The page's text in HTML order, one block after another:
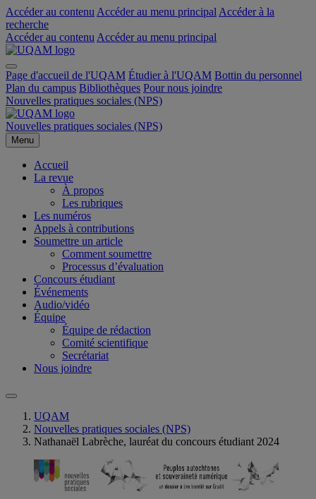
Accéder au contenu Accéder au menu principal Accéder à la
recherche
Accéder au contenu Accéder au menu principal
Page d'accueil de l'UQAM Étudier à l'UQAM Bottin du personnel
Plan du campus Bibliothèques Pour nous joindre
Nouvelles pratiques sociales (NPS)
Nouvelles pratiques sociales (NPS)
Menu
Accueil
La revue
À propos
Les rubriques
Les numéros
Appels à contributions
Soumettre un article
Comment soumettre
Processus d’évaluation
Concours étudiant
Événements
Audio/vidéo
Équipe
Équipe de rédaction
Comité scientifique
Secrétariat
Nous joindre
UQAM
Nouvelles pratiques sociales (NPS)
Nathanaël Labrèche, lauréat du concours étudiant 2024